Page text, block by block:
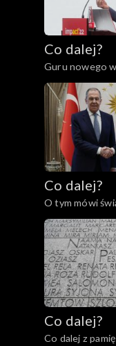
Co dalej?
Guru nowego
czy grabarze
11.05.2023
Co dalej?
O tym mówi
Co dalej?
Co dalej z